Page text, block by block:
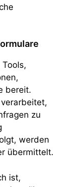
bereit.
zu
werden
übermittelt.
ist,